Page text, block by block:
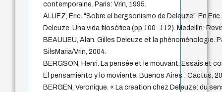
contemporaine. Paris: Vrin, 1995.
ALLIEZ, Eric. “Sobre el bergsonismo de Deleuze”. En
Deleuze. Una vida filosófica (pp.100-112). Medellín:
BEAULIEU, Alan. Gilles Deleuze et la phénoménologie.
SilsMaria/Vrin, 2004.
BERGSON, Henri. La pensée et le mouvant. Essais et
El pensamiento y lo moviente. Buenos Aires : Cactus,
BERGEN, Veronique. « La creation chez Deleuze: du